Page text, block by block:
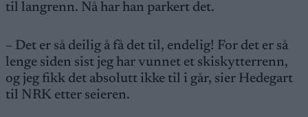
til langrenn. Nå har han parkert det.
– Det er så deilig å få det til, endelig! For det er så
lenge siden sist jeg har vunnet et skiskytterrenn,
og jeg fikk det absolutt ikke til i går, sier Hedegart
til NRK etter seieren.